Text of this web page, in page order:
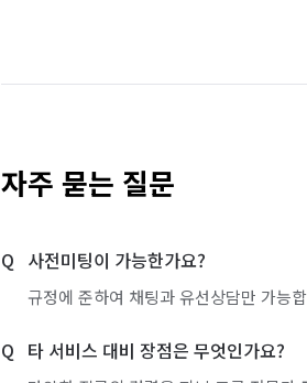
자주 묻는 질문
사전미팅이 가능한가요?
규정에 준하여 채팅과 유선상담만 가능
타 서비스 대비 장점은 무엇인가요?